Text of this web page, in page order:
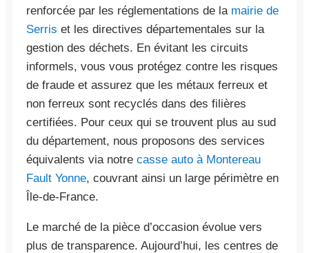
renforcée par les réglementations de la mairie de
Serris et les directives départementales sur la
gestion des déchets. En évitant les circuits
informels, vous vous protégez contre les risques
de fraude et assurez que les métaux ferreux et
non ferreux sont recyclés dans des filières
certifiées. Pour ceux qui se trouvent plus au sud
du département, nous proposons des services
équivalents via notre casse auto à Montereau
Fault Yonne, couvrant ainsi un large périmètre en
Île-de-France.
Le marché de la pièce d’occasion évolue vers
plus de transparence. Aujourd’hui, les centres de